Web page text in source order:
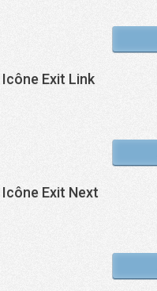
Icône Exit Link
Icône Exit Next